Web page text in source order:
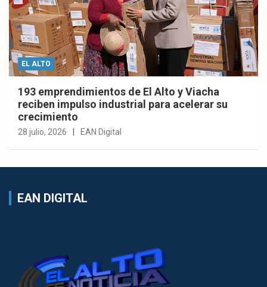
EL ALTO
193 emprendimientos de El Alto y Viacha
reciben impulso industrial para acelerar su
crecimiento
28 julio, 2026 EAN Digital
EAN DIGITAL